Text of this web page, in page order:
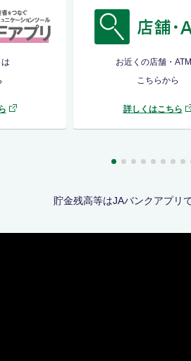
お近くの店舗・
こちらから
詳しくはこちら
貯金残高等はJAバンクアプリ